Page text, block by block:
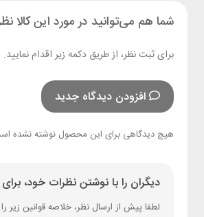
شما هم می‌توانید در مورد این کالا
برای ثبت نظر، از طریق دکمه زیر اقدام
افزودن دیدگاه جدید
هیچ دیدگاهی برای این محصول نوشته نشده
دیگران را با نوشتن نظرات خود،
لطفا پیش از ارسال نظر، خلاصه قوانین زیر